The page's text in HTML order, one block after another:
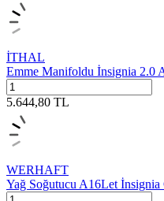
İTHAL
Emme Manifoldu İnsignia 2.0
5.644,80 TL
WERHAFT
Yağ Soğutucu A16Let